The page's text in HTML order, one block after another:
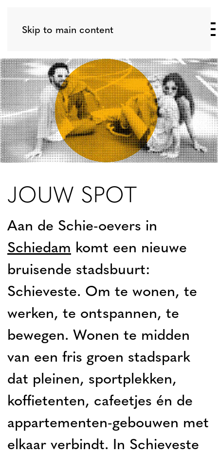
Skip to main content
JOUW SPOT
Aan de Schie-oevers in
Schiedam komt een nieuwe
bruisende stadsbuurt:
Schieveste. Om te wonen, te
werken, te ontspannen, te
bewegen. Wonen te midden
van een fris groen stadspark
dat pleinen, sportplekken,
koffietenten, cafeetjes én de
appartementen-gebouwen met
elkaar verbindt. In Schieveste